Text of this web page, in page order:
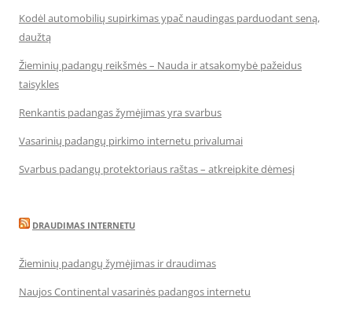
Kodėl automobilių supirkimas ypač naudingas parduodant seną,
daužtą
Žieminių padangų reikšmės – Nauda ir atsakomybė pažeidus
taisykles
Renkantis padangas žymėjimas yra svarbus
Vasarinių padangų pirkimo internetu privalumai
Svarbus padangų protektoriaus raštas – atkreipkite dėmesį
DRAUDIMAS INTERNETU
Žieminių padangų žymėjimas ir draudimas
Naujos Continental vasarinės padangos internetu